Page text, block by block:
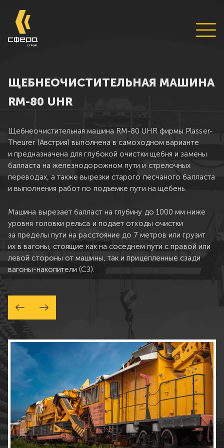
ЩЕБНЕОЧИСТИТЕЛЬНАЯ МАШИНА
RM-80 UHR
Щебнеочистительная машина RM-80 UHR фирмы Plasser-
Theurer (Австрия) выполнена в самоходном варианте
и предназначена для глубокой очистки щебня и замены
балласта на железнодорожном пути и стрелочных
переводах, а также вырезки старого песчаного балласта
и выполнения работ по подъемке пути на щебень.
Машина вырезает балласт на глубину до 1000 мм ниже
уровня головки рельса и подает отходы очистки
за пределы пути на расстояние до 7 метров или грузит
их в вагоны, стоящие как на соседнем пути с правой или
левой стороны от машины, так и прицепленные сзади
вагоны-накопители (СЗ).